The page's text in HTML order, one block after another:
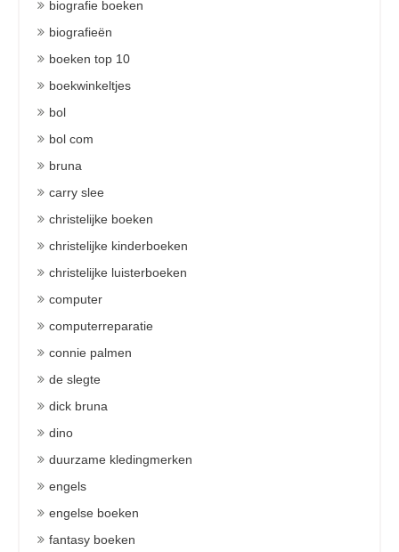
biografie boeken
biografieën
boeken top 10
boekwinkeltjes
bol
bol com
bruna
carry slee
christelijke boeken
christelijke kinderboeken
christelijke luisterboeken
computer
computerreparatie
connie palmen
de slegte
dick bruna
dino
duurzame kledingmerken
engels
engelse boeken
fantasy boeken